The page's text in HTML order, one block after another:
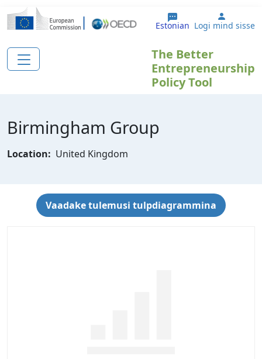
Liigu edasi põhisisu juurde
Estonian User
Logi mind sisse
The Better
Entrepreneurship
Policy Tool
Birmingham Group
Location: United Kingdom
Vaadake tulemusi tulpdiagrammina